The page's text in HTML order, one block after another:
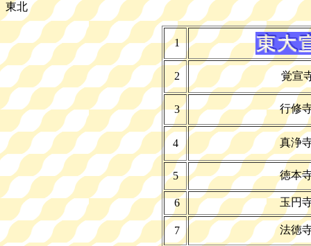
東北
1
2 覚宣
3 行修
4 真浄
5 徳本
6 玉円
7 法徳